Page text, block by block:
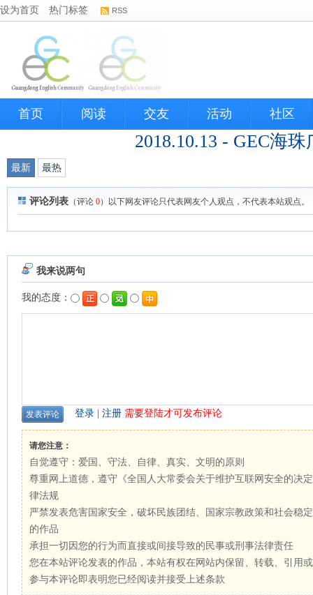
设为首页 热门标签 RSS
首页 阅读 交友 活动 社区
2018.10.13 - GEC海
最新 最热
评论列表 （评论 0）以下网友评论只代表网友个人观点，不代表本站观点。
我来说两句
我的态度：
登录 注册 需要登陆才可发布评论
请您注意：
自觉遵守：爱国、守法、自律、真实、文明的原则
尊重网上道德，遵守《全国人大常委会关于维护互联网安全的决
律法规
严禁发表危害国家安全，破坏民族团结、国家宗教政策和社会稳
的作品
承担一切因您的行为而直接或间接导致的民事或刑事法律责任
您在本站评论发表的作品，本站有权在网站内保留、转载、引用
参与本评论即表明您已经阅读并接受上述条款